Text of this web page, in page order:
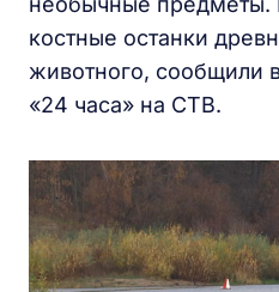
костные останки
животного, сообщили
«24 часа» на СТВ.